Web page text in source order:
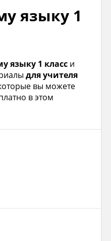
языку 1
языку 1 класс и
для учителя
вы можете
в этом